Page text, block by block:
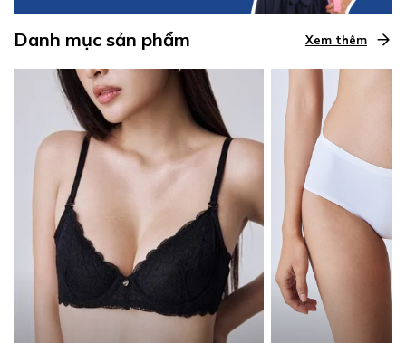
Danh mục sản phẩm Xem thêm